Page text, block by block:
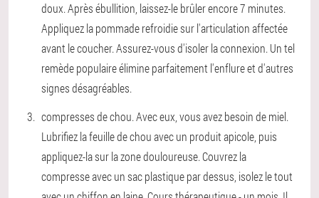
doux. Après ébullition, laissez-le brûler encore 7 minutes.
Appliquez la pommade refroidie sur l'articulation affectée
avant le coucher. Assurez-vous d'isoler la connexion. Un tel
remède populaire élimine parfaitement l'enflure et d'autres
signes désagréables.
compresses de chou. Avec eux, vous avez besoin de miel.
Lubrifiez la feuille de chou avec un produit apicole, puis
appliquez-la sur la zone douloureuse. Couvrez la
compresse avec un sac plastique par dessus, isolez le tout